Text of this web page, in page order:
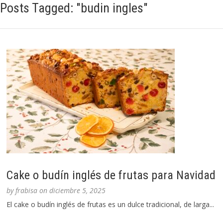
Posts Tagged: "budin ingles"
Cake o budín inglés de frutas para Navidad
byfrabisa ondiciembre 5, 2025
El cake o budín inglés de frutas es un dulce tradicional, de larga...